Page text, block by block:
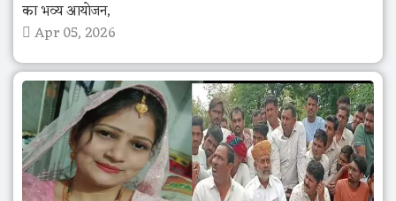
का भव्य आयोजन,
Apr 05, 2026